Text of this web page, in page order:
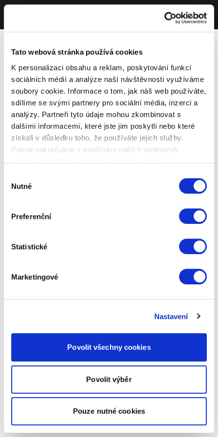
Tato webová stránka používá cookies
K personalizaci obsahu a reklam, poskytování funkcí
sociálních médií a analýze naší návštěvnosti využíváme
soubory cookie. Informace o tom, jak náš web používáte,
sdílíme se svými partnery pro sociální média, inzerci a
analýzy. Partneři tyto údaje mohou zkombinovat s
dalšími informacemi, které jste jim poskytli nebo které
získali v důsledku toho, že používáte jejich služby.
Pokud pokračujete v používání našich webových
souhlasu
Nutné
Preferenční
Statistické
Marketingové
Nastavení
Povolit všechny cookies
Povolit výběr
Pouze nutné cookies